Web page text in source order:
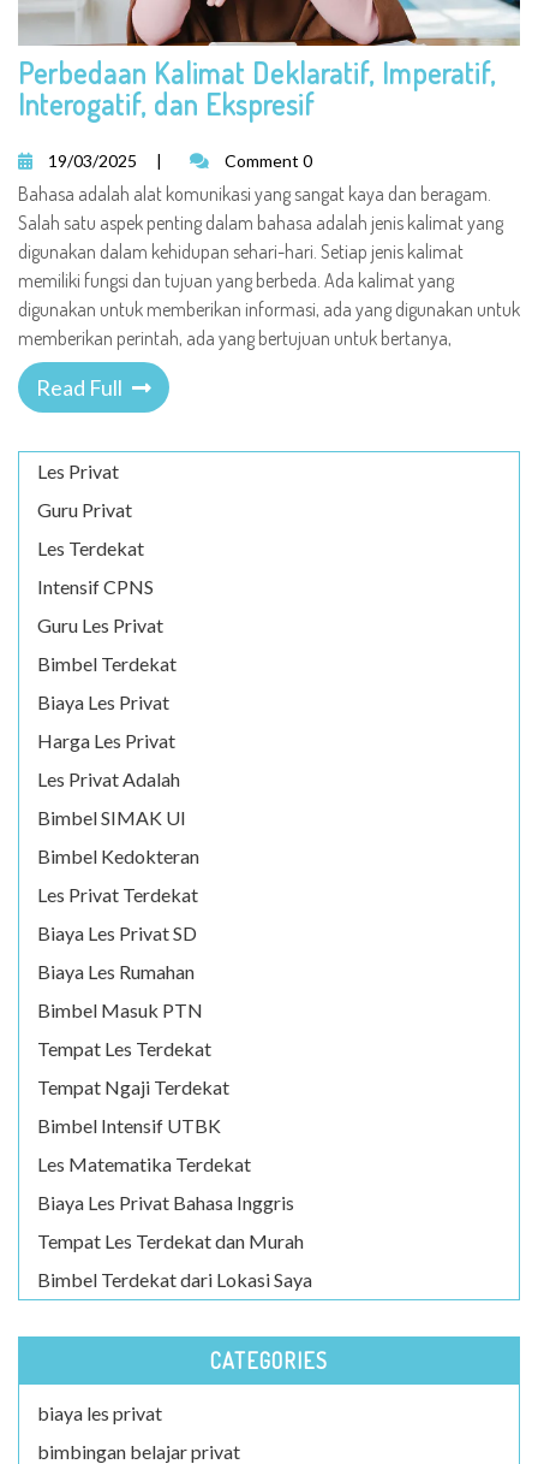
Perbedaan Kalimat Deklaratif, Imperatif,
Interogatif, dan Ekspresif
19/03/2025 | Comment 0
Bahasa adalah alat komunikasi yang sangat kaya dan beragam.
Salah satu aspek penting dalam bahasa adalah jenis kalimat yang
digunakan dalam kehidupan sehari-hari. Setiap jenis kalimat
memiliki fungsi dan tujuan yang berbeda. Ada kalimat yang
digunakan untuk memberikan informasi, ada yang digunakan untuk
memberikan perintah, ada yang bertujuan untuk bertanya,
Read Full
Les Privat
Guru Privat
Les Terdekat
Intensif CPNS
Guru Les Privat
Bimbel Terdekat
Biaya Les Privat
Harga Les Privat
Les Privat Adalah
Bimbel SIMAK UI
Bimbel Kedokteran
Les Privat Terdekat
Biaya Les Privat SD
Biaya Les Rumahan
Bimbel Masuk PTN
Tempat Les Terdekat
Tempat Ngaji Terdekat
Bimbel Intensif UTBK
Les Matematika Terdekat
Biaya Les Privat Bahasa Inggris
Tempat Les Terdekat dan Murah
Bimbel Terdekat dari Lokasi Saya
CATEGORIES
biaya les privat
bimbingan belajar privat